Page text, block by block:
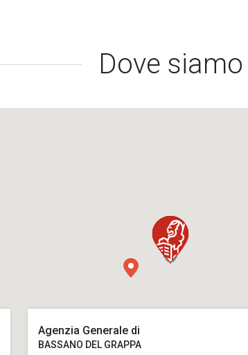
Dove siamo
Agenzia Generale di
BASSANO DEL GRAPPA